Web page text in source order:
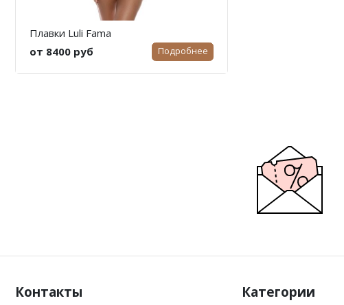
Плавки Luli Fama
от 8400 руб
Подробнее
Контакты Категории